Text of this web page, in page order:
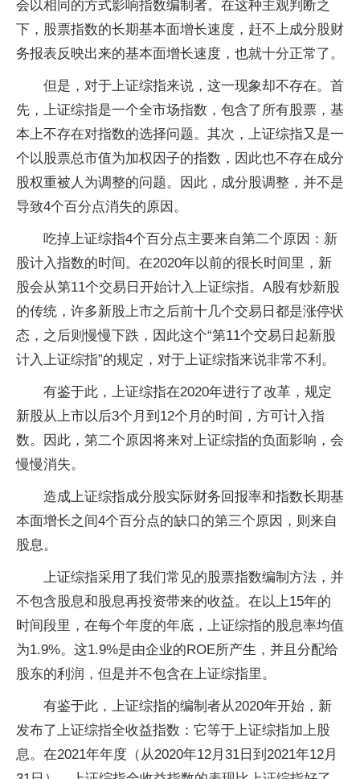
会以相同的方式影响指数编制者。在这种主观判断之
下，股票指数的长期基本面增长速度，赶不上成分股财
务报表反映出来的基本面增长速度，也就十分正常了。
但是，对于上证综指来说，这一现象却不存在。首
先，上证综指是一个全市场指数，包含了所有股票，基
本上不存在对指数的选择问题。其次，上证综指又是一
个以股票总市值为加权因子的指数，因此也不存在成分
股权重被人为调整的问题。因此，成分股调整，并不是
导致4个百分点消失的原因。
吃掉上证综指4个百分点主要来自第二个原因：新
股计入指数的时间。在2020年以前的很长时间里，新
股会从第11个交易日开始计入上证综指。A股有炒新股
的传统，许多新股上市之后前十几个交易日都是涨停状
态，之后则慢慢下跌，因此这个“第11个交易日起新股
计入上证综指”的规定，对于上证综指来说非常不利。
有鉴于此，上证综指在2020年进行了改革，规定
新股从上市以后3个月到12个月的时间，方可计入指
数。因此，第二个原因将来对上证综指的负面影响，会
慢慢消失。
造成上证综指成分股实际财务回报率和指数长期基
本面增长之间4个百分点的缺口的第三个原因，则来自
股息。
上证综指采用了我们常见的股票指数编制方法，并
不包含股息和股息再投资带来的收益。在以上15年的
时间段里，在每个年度的年底，上证综指的股息率均值
为1.9%。这1.9%是由企业的ROE所产生，并且分配给
股东的利润，但是并不包含在上证综指里。
有鉴于此，上证综指的编制者从2020年开始，新
发布了上证综指全收益指数：它等于上证综指加上股
息。在2021年年度（从2020年12月31日到2021年12月